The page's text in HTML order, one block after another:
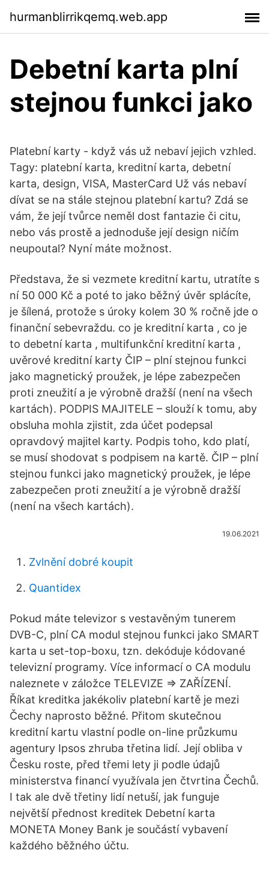
hurmanblirrikqemq.web.app
Debetní karta plní
stejnou funkci jako
Platební karty - když vás už nebaví jejich vzhled.
Tagy: platební karta, kreditní karta, debetní
karta, design, VISA, MasterCard Už vás nebaví
dívat se na stále stejnou platební kartu? Zdá se
vám, že její tvůrce neměl dost fantazie či citu,
nebo vás prostě a jednoduše její design ničím
neupoutal? Nyní máte možnost.
Představa, že si vezmete kreditní kartu, utratíte s
ní 50 000 Kč a poté to jako běžný úvěr splácíte,
je šílená, protože s úroky kolem 30 % ročně jde o
finanční sebevraždu. co je kreditní karta , co je
to debetní karta , multifunkční kreditní karta ,
uvěrové kreditní karty ČIP – plní stejnou funkci
jako magnetický proužek, je lépe zabezpečen
proti zneužití a je výrobně dražší (není na všech
kartách). PODPIS MAJITELE – slouží k tomu, aby
obsluha mohla zjistit, zda účet podepsal
opravdový majitel karty. Podpis toho, kdo platí,
se musí shodovat s podpisem na kartě. ČIP – plní
stejnou funkci jako magnetický proužek, je lépe
zabezpečen proti zneužití a je výrobně dražší
(není na všech kartách).
19.06.2021
Zvlnění dobré koupit
Quantidex
Pokud máte televizor s vestavěným tunerem
DVB-C, plní CA modul stejnou funkci jako SMART
karta u set-top-boxu, tzn. dekóduje kódované
televizní programy. Více informací o CA modulu
naleznete v záložce TELEVIZE ⇒ ZAŘÍZENÍ.
Říkat kreditka jakékoliv platební kartě je mezi
Čechy naprosto běžné. Přitom skutečnou
kreditní kartu vlastní podle on-line průzkumu
agentury Ipsos zhruba třetina lidí. Její obliba v
Česku roste, před třemi lety ji podle údajů
ministerstva financí využívala jen čtvrtina Čechů.
I tak ale dvě třetiny lidí netuší, jak funguje
největší přednost kreditek Debetní karta
MONETA Money Bank je součástí vybavení
každého běžného účtu.